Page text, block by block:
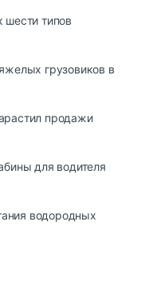
шести типов
грузовиков в
продажи
для водителя
водородных